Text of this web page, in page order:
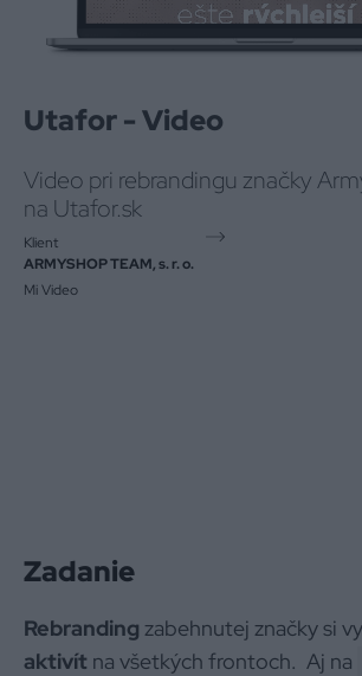
Utafor - Video
Video pri rebrandingu značky
na Utafor.sk
Klient
ARMYSHOP TEAM, s. r. o.
Mi Video
Zadanie
Rebranding zabehnutej značky si
aktivít na všetkých frontoch. Aj na